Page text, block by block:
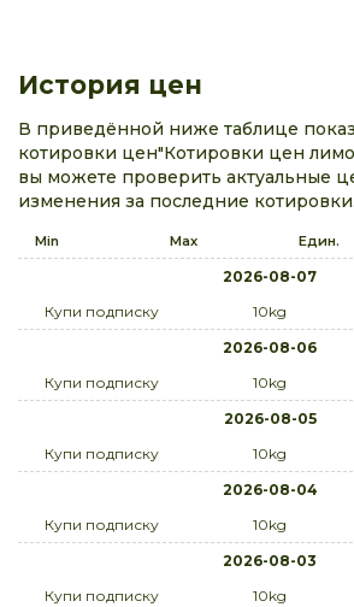
История цен
В приведённой ниже таблице
котировки цен"Котировки цен
вы можете проверить актуальные
изменения за последние котировки.
Min Max Един.
2026-08-07
Купи подписку
10kg
2026-08-06
Купи подписку
10kg
2026-08-05
Купи подписку
10kg
2026-08-04
Купи подписку
10kg
2026-08-03
Купи подписку
10kg